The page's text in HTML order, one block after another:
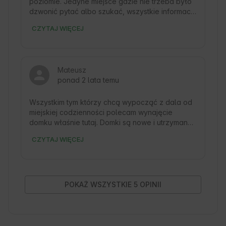
dzwonić pytać albo szukać, wszystkie informacje
miejsce i moja rodzina też. Domki czyste, nowe i
CZYTAJ WIĘCEJ
Mateusz
ponad 2 lata temu
Wszystkim tym którzy chcą wypocząć z dala od
miejskiej codzienności polecam wynajęcie
domku właśnie tutaj. Domki są nowe i utrzymane
CZYTAJ WIĘCEJ
POKAŻ WSZYSTKIE 5 OPINII